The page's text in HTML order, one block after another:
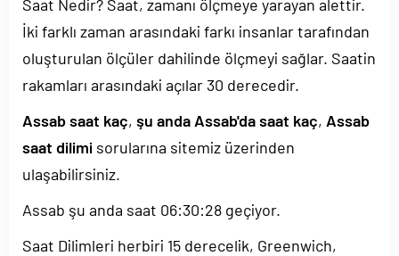
Saat Nedir? Saat, zamanı ölçmeye yarayan alettir.
İki farklı zaman arasındaki farkı insanlar tarafından
oluşturulan ölçüler dahilinde ölçmeyi sağlar. Saatin
rakamları arasındaki açılar 30 derecedir.
Assab saat kaç, şu anda Assab'da saat kaç, Assab
saat dilimi sorularına sitemiz üzerinden
ulaşabilirsiniz.
Assab şu anda saat 06:30:28 geçiyor.
Saat Dilimleri herbiri 15 derecelik, Greenwich,